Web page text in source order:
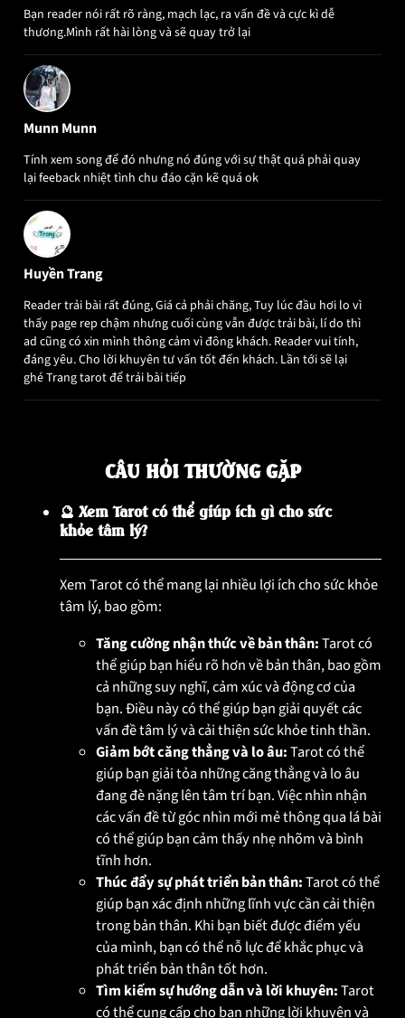
Bạn reader nói rất rõ ràng, mạch lạc, ra vấn đề và cực kì dễ
thương.Mình rất hài lòng và sẽ quay trở lại
Munn Munn
Tính xem song để đó nhưng nó đúng với sự thật quá phải quay
lại feeback nhiệt tình chu đáo cặn kẽ quá ok
Huyền Trang
Reader trải bài rất đúng, Giá cả phải chăng, Tuy lúc đầu hơi lo vì
thấy page rep chậm nhưng cuối cùng vẫn được trải bài, lí do thì
ad cũng có xin mình thông cảm vì đông khách. Reader vui tính,
đáng yêu. Cho lời khuyên tư vấn tốt đến khách. Lần tới sẽ lại
ghé Trang tarot để trải bài tiếp
CÂU HỎI THƯỜNG GẶP
🔮 Xem Tarot có thể giúp ích gì cho sức
khỏe tâm lý?
Xem Tarot có thể mang lại nhiều lợi ích cho sức khỏe
tâm lý, bao gồm:
Tăng cường nhận thức về bản thân:Tarot có
thể giúp bạn hiểu rõ hơn về bản thân, bao gồm
cả những suy nghĩ, cảm xúc và động cơ của
bạn. Điều này có thể giúp bạn giải quyết các
vấn đề tâm lý và cải thiện sức khỏe tinh thần.
Giảm bớt căng thẳng và lo âu:Tarot có thể
giúp bạn giải tỏa những căng thẳng và lo âu
đang đè nặng lên tâm trí bạn. Việc nhìn nhận
các vấn đề từ góc nhìn mới mẻ thông qua lá bài
có thể giúp bạn cảm thấy nhẹ nhõm và bình
tĩnh hơn.
Thúc đẩy sự phát triển bản thân:Tarot có thể
giúp bạn xác định những lĩnh vực cần cải thiện
trong bản thân. Khi bạn biết được điểm yếu
của mình, bạn có thể nỗ lực để khắc phục và
phát triển bản thân tốt hơn.
Tìm kiếm sự hướng dẫn và lời khuyên:Tarot
có thể cung cấp cho bạn những lời khuyên và